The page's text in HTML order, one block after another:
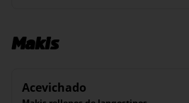
Makis
Acevichado